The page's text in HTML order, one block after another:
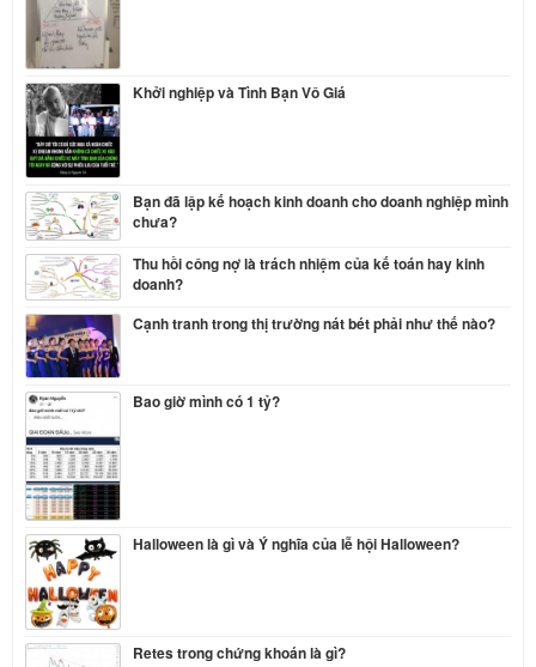
Khởi nghiệp và Tình Bạn Vô Giá
Bạn đã lập kế hoạch kinh doanh cho doanh nghiệp mình
chưa?
Thu hồi công nợ là trách nhiệm của kế toán hay kinh
doanh?
Cạnh tranh trong thị trường nát bét phải như thế nào?
Bao giờ mình có 1 tỷ?
Halloween là gì và Ý nghĩa của lễ hội Halloween?
Retes trong chứng khoán là gì?